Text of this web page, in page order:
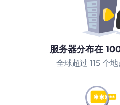
服务器分布在
全球超过 115 个地